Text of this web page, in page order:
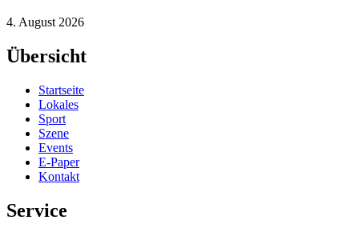
4. August 2026
Übersicht
Startseite
Lokales
Sport
Szene
Events
E-Paper
Kontakt
Service